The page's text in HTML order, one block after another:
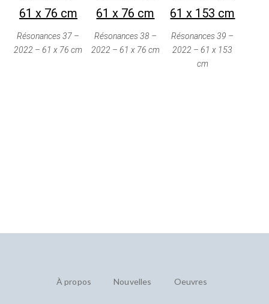
Résonances 37 –
2022 – 61 x 76 cm
Résonances 38 –
2022 – 61 x 76 cm
Résonances 39 –
2022 – 61 x 153
cm
À propos Nouvelles Oeuvres